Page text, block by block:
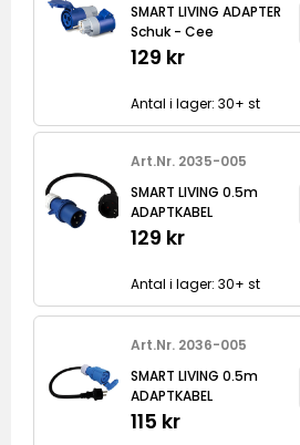
SMART LIVING ADAPTER
Schuk - Cee
129 kr
Antal i lager: 30+ st
Art.Nr. 2035-005
SMART LIVING 0.5m
ADAPTKABEL
129 kr
Antal i lager: 30+ st
Art.Nr. 2036-005
SMART LIVING 0.5m
ADAPTKABEL
115 kr